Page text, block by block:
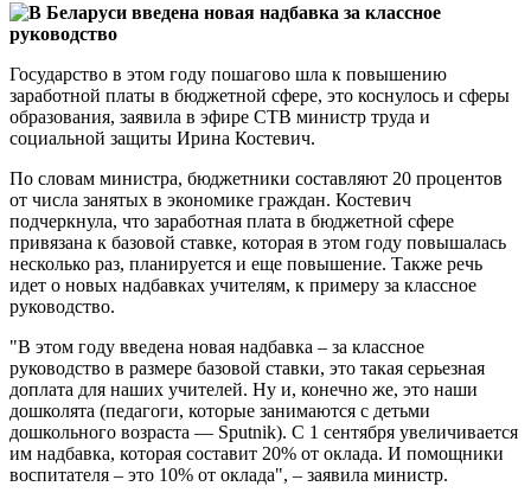
Государство в этом году пошагово шла к повышению
заработной платы в бюджетной сфере, это коснулось и сферы
образования, заявила в эфире СТВ министр труда и
социальной защиты Ирина Костевич.
По словам министра, бюджетники составляют 20 процентов
от числа занятых в экономике граждан. Костевич
подчеркнула, что заработная плата в бюджетной сфере
привязана к базовой ставке, которая в этом году повышалась
несколько раз, планируется и еще повышение. Также речь
идет о новых надбавках учителям, к примеру за классное
руководство.
"В этом году введена новая надбавка – за классное
руководство в размере базовой ставки, это такая серьезная
доплата для наших учителей. Ну и, конечно же, это наши
дошколята (педагоги, которые занимаются с детьми
дошкольного возраста — Sputnik). С 1 сентября увеличивается
им надбавка, которая составит 20% от оклада. И помощники
воспитателя – это 10% от оклада", – заявила министр.